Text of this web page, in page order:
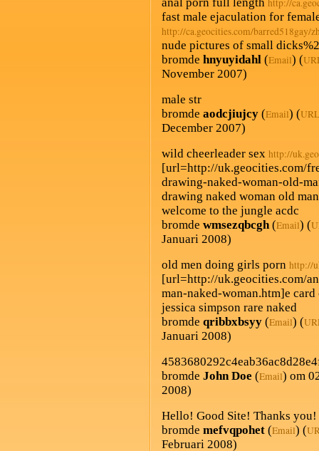
http://
fast male ejaculation for
http://ca.geocities.com/barred518gay/
nude pictures of small dicks%2
bromde hnyuyidahl (Email) (
November 2007)
male str
bromde aodcjiujcy (Email) (URL
December 2007)
wild cheerleader sex http://
[url=http://uk.geocities.com/
drawing-naked-woman-old-
drawing naked woman old
welcome to the jungle acdc
bromde wmsezqbcgh(Email) (
Januari 2008)
old men doing girls porn http://
[url=http://uk.geocities.com/
man-naked-woman.htm]e
jessica simpson rare naked
bromde qribbxbsyy (Email) (
Januari 2008)
bromde John Doe (Email) om
2008)
Hello! Good Site! Thanks
bromde mefvqpohet (Email) (
Februari 2008)